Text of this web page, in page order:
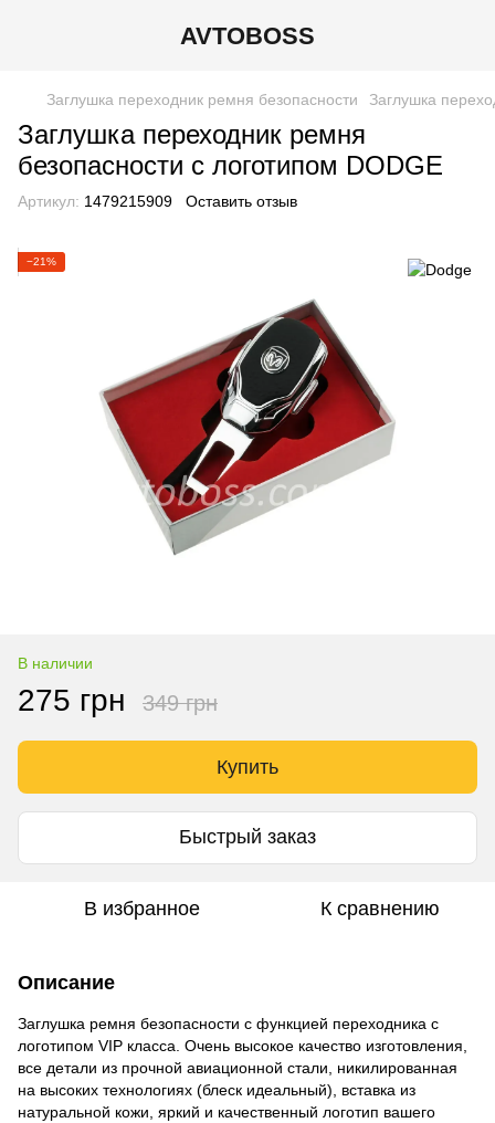
AVTOBOSS
Заглушка переходник ремня безопасности Заглушка
Заглушка переходник ремня
безопасности с логотипом DODGE
Артикул: 1479215909 Оставить отзыв
−21%
В наличии
275 грн 349 грн
Купить
Быстрый заказ
В избранное К сравнению
Описание
Заглушка ремня безопасности с функцией переходника с
логотипом VIP класса. Очень высокое качество изготовления,
все детали из прочной авиационной стали, никилированная
на высоких технологиях (блеск идеальный), вставка из
натуральной кожи, яркий и качественный логотип вашего